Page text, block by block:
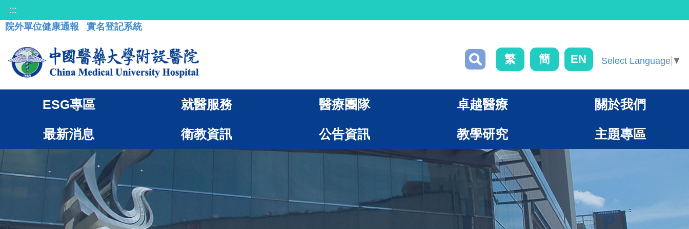
:::
院外單位健康通報
實名登記系統
繁 簡 EN Select Language ▼
ESG專區 就醫服務 醫療團隊 卓越醫療 關於我們
最新消息 衛教資訊 公告資訊 教學研究 主題專區